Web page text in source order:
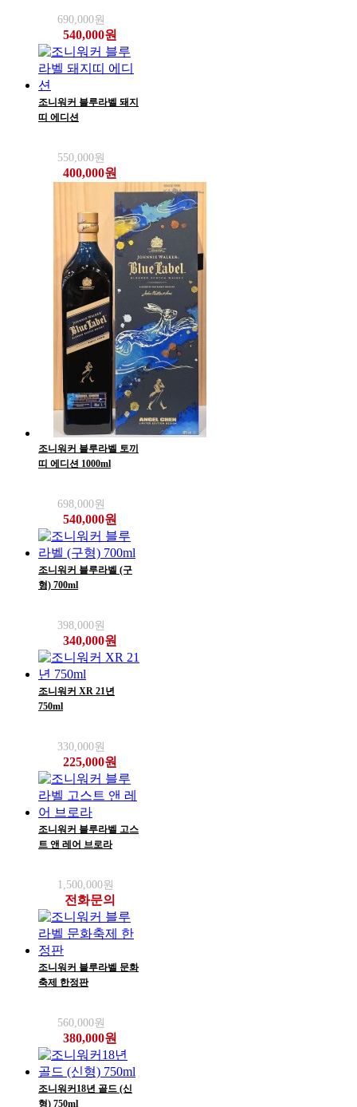
690,000원
540,000원
조니워커 블루라벨 돼지
띠 에디션
550,000원
400,000원
조니워커 블루라벨 토끼
띠 에디션 1000ml
698,000원
540,000원
조니워커 블루라벨 (구
형) 700ml
398,000원
340,000원
조니워커 XR 21년
750ml
330,000원
225,000원
조니워커 블루라벨 고스
트 앤 레어 브로라
1,500,000원
전화문의
조니워커 블루라벨 문화
축제 한정판
560,000원
380,000원
조니워커18년 골드 (신
형) 750ml